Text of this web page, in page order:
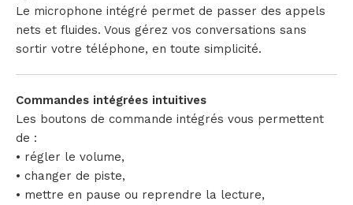
Le microphone intégré permet de passer des appels
nets et fluides. Vous gérez vos conversations sans
sortir votre téléphone, en toute simplicité.
Commandes intégrées intuitives
Les boutons de commande intégrés vous permettent
de :
• régler le volume,
• changer de piste,
• mettre en pause ou reprendre la lecture,